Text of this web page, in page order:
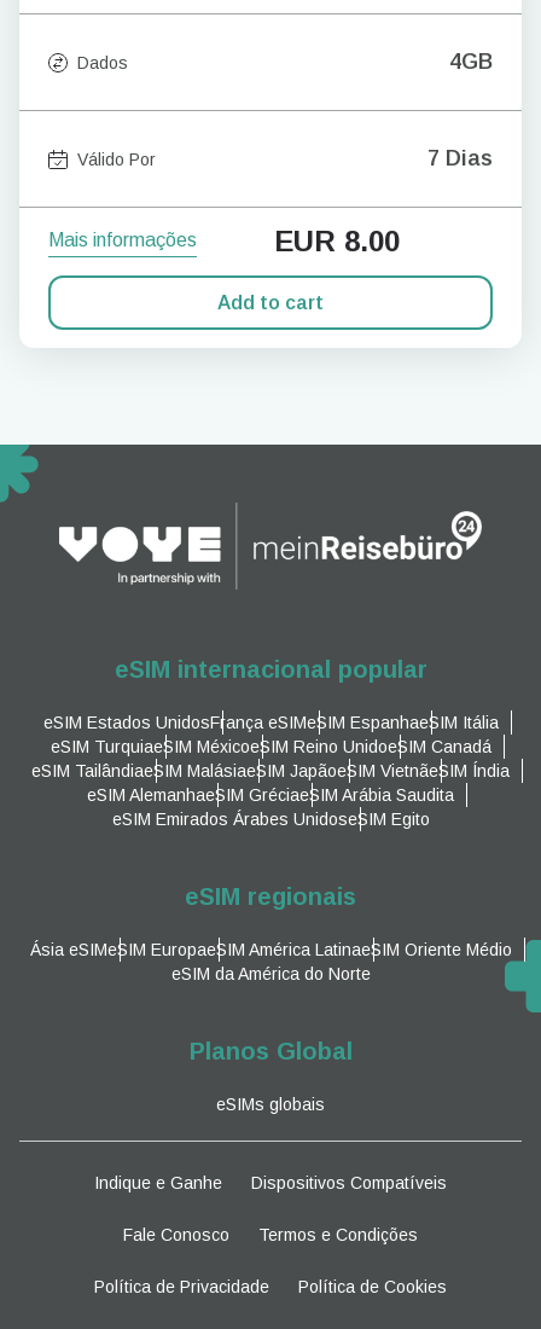
Dados 4GB
Válido Por 7 Dias
Mais informações EUR 8.00
Add to cart
eSIM internacional popular
eSIM Estados UnidosFrança eSIMeSIM EspanhaeSIM Itália
eSIM TurquiaeSIM MéxicoeSIM Reino UnidoeSIM Canadá
eSIM TailândiaeSIM MalásiaeSIM JapãoeSIM VietnãeSIM Índia
eSIM AlemanhaeSIM GréciaeSIM Arábia Saudita
eSIM Emirados Árabes UnidoseSIM Egito
eSIM regionais
Ásia eSIMeSIM EuropaeSIM América LatinaeSIM Oriente Médio
eSIM da América do Norte
Planos Global
eSIMs globais
Indique e Ganhe Dispositivos Compatíveis
Fale Conosco Termos e Condições
Política de Privacidade Política de Cookies